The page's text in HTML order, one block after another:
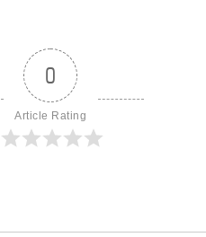
0
Article Rating